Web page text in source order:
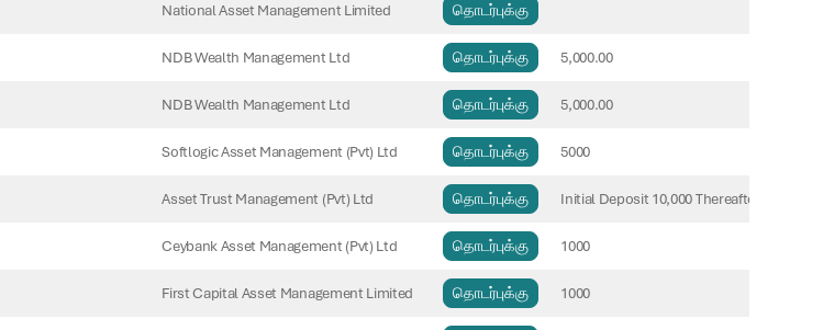
National Asset Management Limited தொடர்புக்கு
NDB Wealth Management Ltd தொடர்புக்கு 5,000.00
NDB Wealth Management Ltd தொடர்புக்கு 5,000.00
Softlogic Asset Management (Pvt) Ltd தொடர்புக்கு 5000
Asset Trust Management (Pvt) Ltd தொடர்புக்கு Initial Deposit 10,000 Thereafter
Ceybank Asset Management (Pvt) Ltd தொடர்புக்கு 1000
First Capital Asset Management Limited தொடர்புக்கு 1000